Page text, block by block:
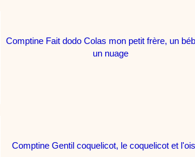
Comptine Fait dodo Colas mon petit frère, un
un nuage
Comptine Gentil coquelicot, le coquelicot et